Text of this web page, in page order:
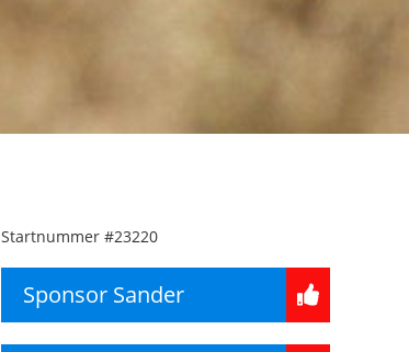
Startnummer #23220
Sponsor Sander